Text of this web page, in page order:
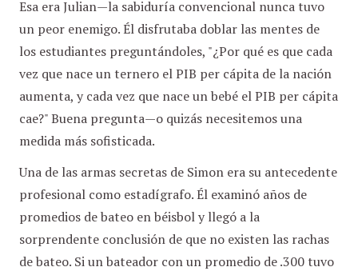
Esa era Julian—la sabiduría convencional nunca tuvo
un peor enemigo. Él disfrutaba doblar las mentes de
los estudiantes preguntándoles, "¿Por qué es que cada
vez que nace un ternero el PIB per cápita de la nación
aumenta, y cada vez que nace un bebé el PIB per cápita
cae?" Buena pregunta—o quizás necesitemos una
medida más sofisticada.
Una de las armas secretas de Simon era su antecedente
profesional como estadígrafo. Él examinó años de
promedios de bateo en béisbol y llegó a la
sorprendente conclusión de que no existen las rachas
de bateo. Si un bateador con un promedio de .300 tuvo